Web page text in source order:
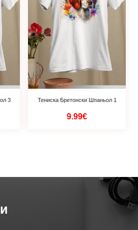
3 Тениска Бретонски Шпаньол 1
9.99€